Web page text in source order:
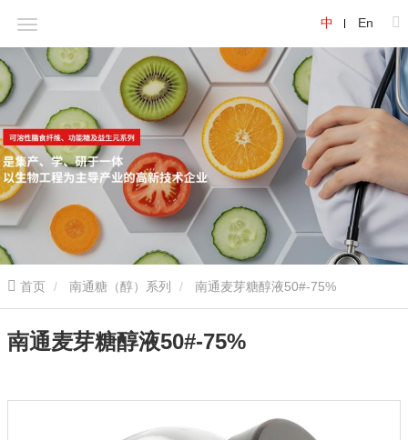
中 En
首页 南通糖（醇）系列 南通麦芽糖醇液50#-75%
南通麦芽糖醇液50#-75%